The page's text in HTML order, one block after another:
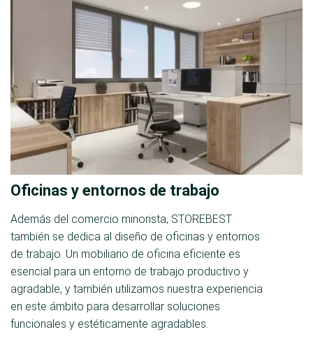
Oficinas y entornos de trabajo
Además del comercio minorista, STOREBEST
también se dedica al diseño de oficinas y entornos
de trabajo. Un mobiliario de oficina eficiente es
esencial para un entorno de trabajo productivo y
agradable, y también utilizamos nuestra experiencia
en este ámbito para desarrollar soluciones
funcionales y estéticamente agradables.